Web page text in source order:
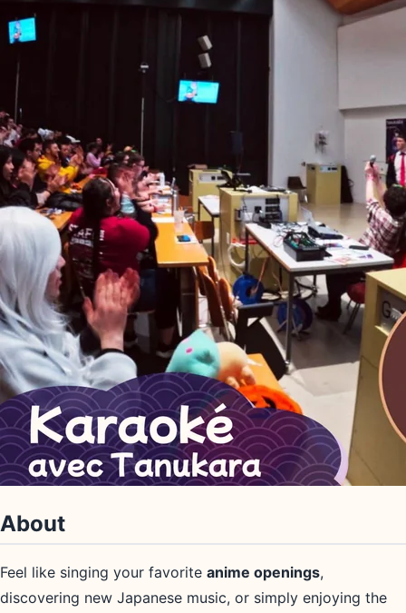
About
Feel like singing your favorite anime openings,
discovering new Japanese music, or simply enjoying the